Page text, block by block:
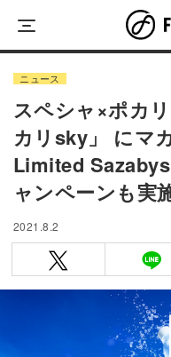
content
ニュース
スペシャ×ポカ
カリsky」 にマ
Limited
ャンペーンも実
2021.8.2